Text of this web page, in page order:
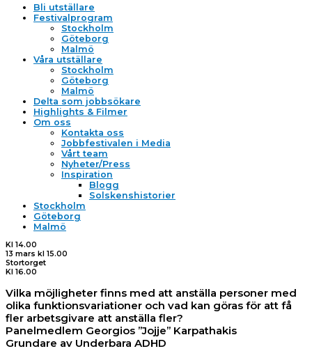
Bli utställare
Festivalprogram
Stockholm
Göteborg
Malmö
Våra utställare
Stockholm
Göteborg
Malmö
Delta som jobbsökare
Highlights & Filmer
Om oss
Kontakta oss
Jobbfestivalen i Media
Vårt team
Nyheter/Press
Inspiration
Blogg
Solskenshistorier
Stockholm
Göteborg
Malmö
Kl 14.00
13 mars kl 15.00
Stortorget
Kl 16.00
Vilka möjligheter finns med att anställa personer med
olika funktionsvariationer och vad kan göras för att få
fler arbetsgivare att anställa fler?
Panelmedlem Georgios ”Jojje” Karpathakis
Grundare av Underbara ADHD